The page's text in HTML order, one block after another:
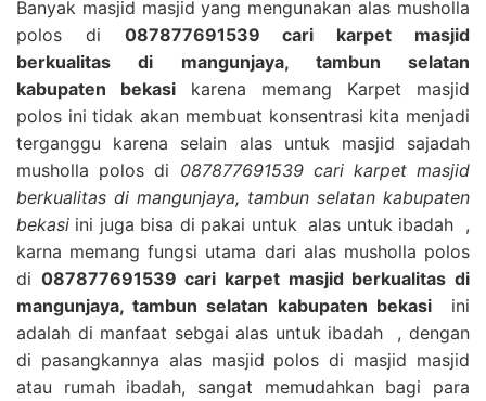
Banyak masjid masjid yang mengunakan alas musholla
polos di 087877691539 cari karpet masjid
berkualitas di mangunjaya, tambun selatan
kabupaten bekasi karena memang Karpet masjid
polos ini tidak akan membuat konsentrasi kita menjadi
terganggu karena selain alas untuk masjid sajadah
musholla polos di 087877691539 cari karpet masjid
berkualitas di mangunjaya, tambun selatan kabupaten
bekasi ini juga bisa di pakai untuk alas untuk ibadah ,
karna memang fungsi utama dari alas musholla polos
di 087877691539 cari karpet masjid berkualitas di
mangunjaya, tambun selatan kabupaten bekasiini
adalah di manfaat sebgai alas untuk ibadah , dengan
di pasangkannya alas masjid polos di masjid masjid
atau rumah ibadah, sangat memudahkan bagi para